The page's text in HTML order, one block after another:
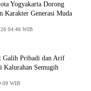
Yogyakarta Dorong
Karakter Generasi Muda
04:46 WIB
Galih Pribadi dan Arif
Kalurahan Semugih
WIB